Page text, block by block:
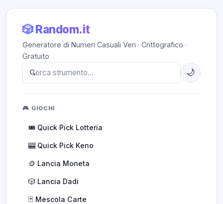
🎲 Random.it
Generatore di Numeri Casuali Veri · Crittografico ·
Gratuito
🌙
🎮 GIOCHI
🎟️ Quick Pick Lotteria
🎰 Quick Pick Keno
🪙 Lancia Moneta
🎲 Lancia Dadi
🃏 Mescola Carte